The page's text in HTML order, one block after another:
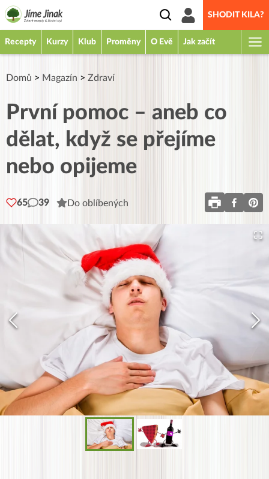
SHODIT KILA?
Recepty Kurzy Klub Proměny O Evě Jak začít
Domů > Magazín > Zdraví
První pomoc – aneb co
dělat, když se přejíme
nebo opijeme
65 39 Do oblíbených